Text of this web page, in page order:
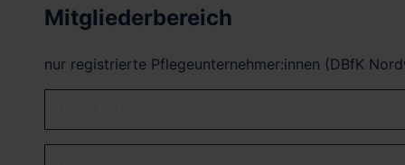
Mitgliederbereich
nur registrierte Pflegeunternehmer:innen (DBfK